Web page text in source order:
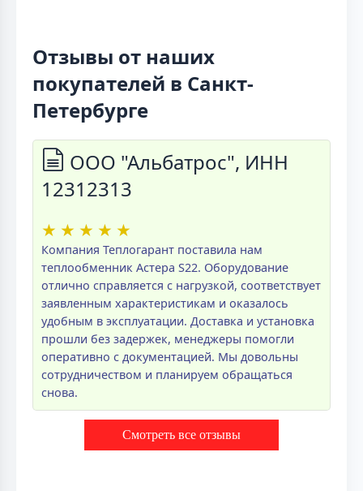
Отзывы от наших
покупателей в Санкт-
Петербурге
ООО "Альбатрос", ИНН
12312313
★ ★ ★ ★ ★
Компания Теплогарант поставила нам
теплообменник Астера S22. Оборудование
отлично справляется с нагрузкой, соответствует
заявленным характеристикам и оказалось
удобным в эксплуатации. Доставка и установка
прошли без задержек, менеджеры помогли
оперативно с документацией. Мы довольны
сотрудничеством и планируем обращаться
снова.
Смотреть все отзывы